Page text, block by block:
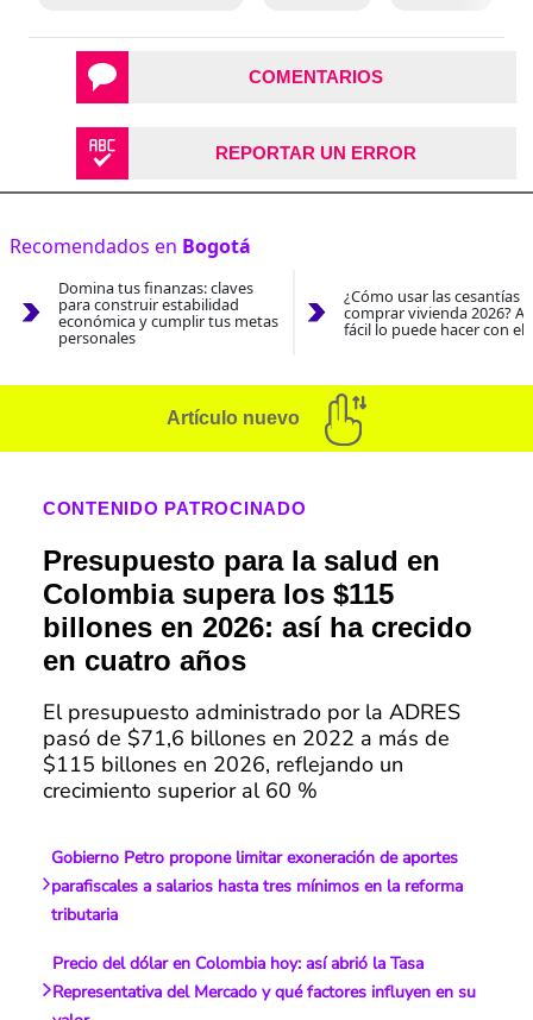
COMENTARIOS
REPORTAR UN ERROR
Recomendados en Bogotá
Domina tus finanzas: claves
para construir estabilidad
económica y cumplir tus metas
personales
¿Cómo usar las cesantías
comprar vivienda 2026?
fácil lo puede hacer con el
Artículo nuevo
CONTENIDO PATROCINADO
Presupuesto para la salud en
Colombia supera los $115
billones en 2026: así ha crecido
en cuatro años
El presupuesto administrado por la ADRES
pasó de $71,6 billones en 2022 a más de
$115 billones en 2026, reflejando un
crecimiento superior al 60 %
Gobierno Petro propone limitar exoneración de aportes
parafiscales a salarios hasta tres mínimos en la reforma
tributaria
Precio del dólar en Colombia hoy: así abrió la Tasa
Representativa del Mercado y qué factores influyen en su